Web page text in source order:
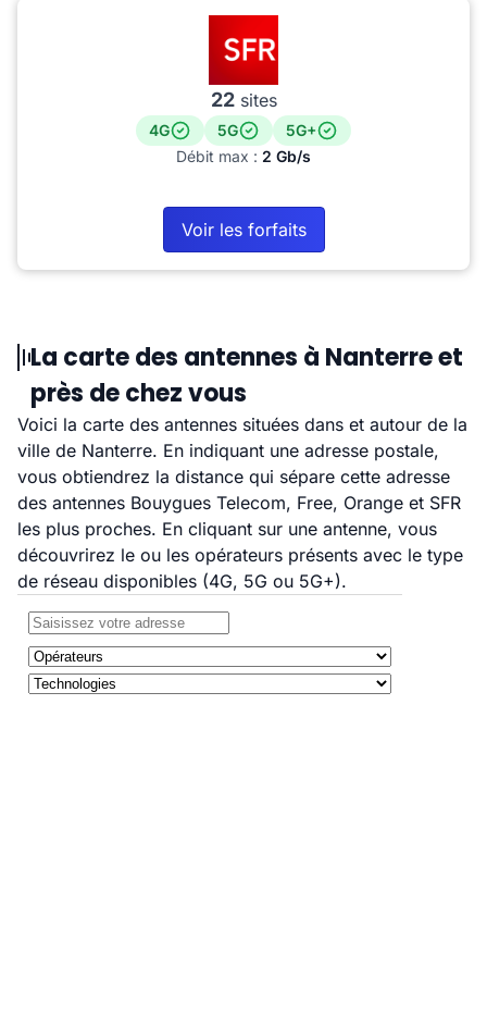
22sites
4G 5G
5G+
Débit max : 2 Gb/s
Voir les forfaits
La carte des antennes à Nanterre et
près de chez vous
Voici la carte des antennes situées dans et autour de la
ville de Nanterre. En indiquant une adresse postale,
vous obtiendrez la distance qui sépare cette adresse
des antennes Bouygues Telecom, Free, Orange et SFR
les plus proches. En cliquant sur une antenne, vous
découvrirez le ou les opérateurs présents avec le type
de réseau disponibles (4G, 5G ou 5G+).